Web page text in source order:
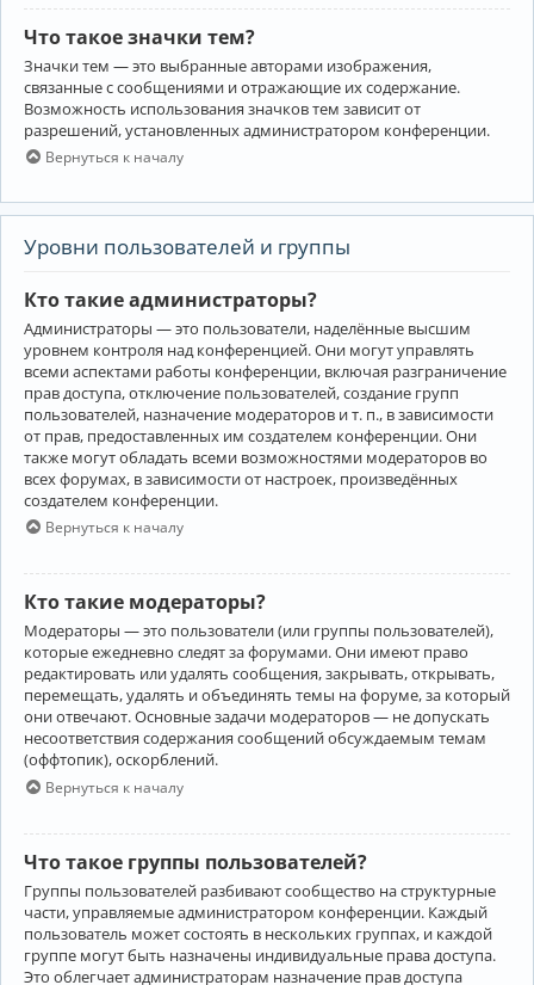
Что такое значки тем?
Значки тем — это выбранные авторами изображения,
связанные с сообщениями и отражающие их содержание.
Возможность использования значков тем зависит от
разрешений, установленных администратором конференции.
Вернуться к началу
Уровни пользователей и группы
Кто такие администраторы?
Администраторы — это пользователи, наделённые высшим
уровнем контроля над конференцией. Они могут управлять
всеми аспектами работы конференции, включая разграничение
прав доступа, отключение пользователей, создание групп
пользователей, назначение модераторов и т. п., в зависимости
от прав, предоставленных им создателем конференции. Они
также могут обладать всеми возможностями модераторов во
всех форумах, в зависимости от настроек, произведённых
создателем конференции.
Вернуться к началу
Кто такие модераторы?
Модераторы — это пользователи (или группы пользователей),
которые ежедневно следят за форумами. Они имеют право
редактировать или удалять сообщения, закрывать, открывать,
перемещать, удалять и объединять темы на форуме, за который
они отвечают. Основные задачи модераторов — не допускать
несоответствия содержания сообщений обсуждаемым темам
(оффтопик), оскорблений.
Вернуться к началу
Что такое группы пользователей?
Группы пользователей разбивают сообщество на структурные
части, управляемые администратором конференции. Каждый
пользователь может состоять в нескольких группах, и каждой
группе могут быть назначены индивидуальные права доступа.
Это облегчает администраторам назначение прав доступа